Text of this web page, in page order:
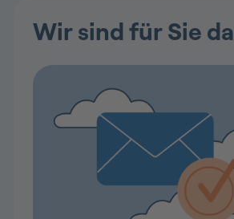
Wir sind für Sie da